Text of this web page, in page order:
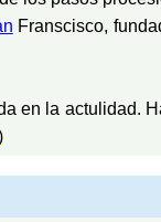
Franscisco,
en la actulidad.